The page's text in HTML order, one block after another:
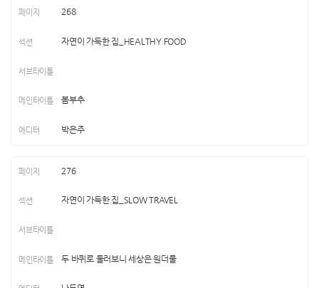
268
자연이 가득한 집_HEALTHY FOOD
봄부추
박은주
276
자연이 가득한 집_SLOW TRAVEL
두 바퀴로 둘러보니 세상은 원더풀